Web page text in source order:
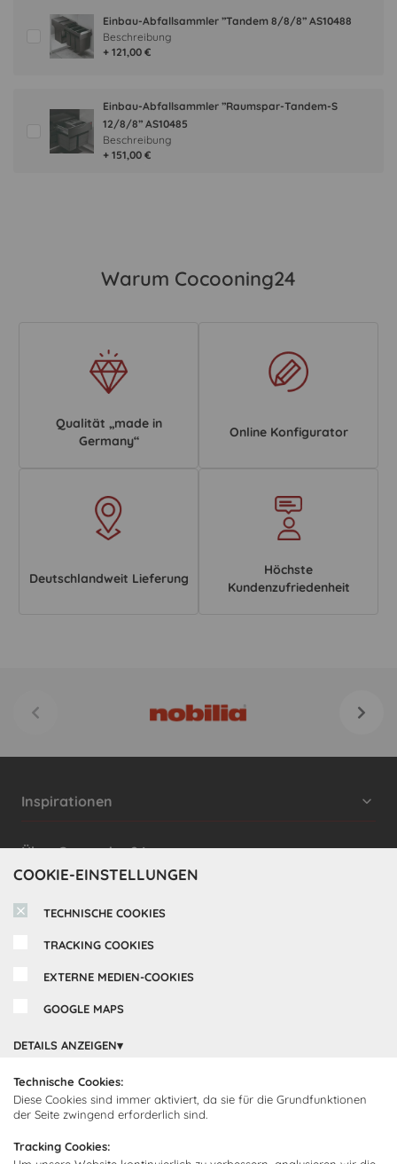
COOKIE-EINSTELLUNGEN
TECHNISCHE COOKIES
TRACKING COOKIES
EXTERNE MEDIEN-COOKIES
GOOGLE MAPS
DETAILS ANZEIGEN
Technische Cookies:
Diese Cookies sind immer aktiviert, da sie für die Grundfunktionen
der Seite zwingend erforderlich sind.
Tracking Cookies:
Einbau-Abfallsammler ”Tandem 8/8/8” AS10488
+ 121,00 €
Beschreibung
Einbau-Abfallsammler ”Raumspar-Tandem-S
12/8/8” AS10485
+ 151,00 €
Beschreibung
Warum Cocooning24
Qualität „made in
Germany“
Online Konfigurator
Deutschlandweit Lieferung
Höchste
Kundenzufriedenheit
Inspirationen
Cocooning24 Küchen
Über Cocooning24
Impressum
FAQ
Kontakt
Kundendienst
Lieferung
Montage
Newsletter abonnieren
Newsletter und empfangen Sie
Ich bin damit einverstanden, dass Cocooning24 mich regelmäßig
Diese Einwilligung kann jederzeit widerrufen werden. Einzelheiten